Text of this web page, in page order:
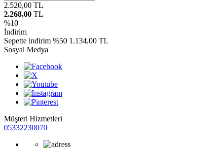
2.520,00 TL
2.268,00 TL
%10
İndirim
Sepette indirim %50 1.134,00 TL
Sosyal Medya
Müşteri Hizmetleri
05332230070